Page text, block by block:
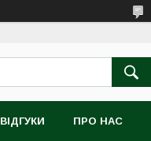
ВІДГУКИ ПРО НАС